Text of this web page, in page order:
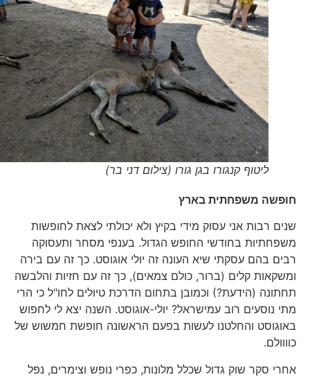
ליטוף קנגורו בגן גורו (צילום דני בר)
חופשה משפחתית בארץ
שנים רבות אני עסוק מידי בקיץ ולא יכולתי לצאת לחופשות
משפחתיות בחודשי החופש הגדול. בענפי מסחר ותעסוקה
רבים בהם עסקתי שיא העונה זה יולי אוגוסט. כך זה עם בירה
ומשקאות קלים (ברור, כולם צמאים), כך זה עם חזיות והלבשה
תחתונה (הידעת?) וכמובן בתחום הדרכת טיולים לחו"ל כי הרי
מתי נוסעים רוב עמישראל? יולי-אוגוסט. השנה יצא לי לחפוש
באוגוסט והחלטנו לעשות בפעם הראשונה חופשת חמשוש של
כוווולם.
אחרי סקר שוק גדול שכלל מלונות, כפרי נופש וצימרים, נפל